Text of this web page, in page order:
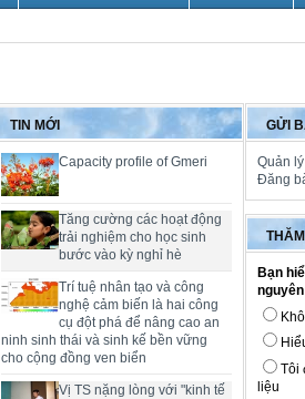
TIN MỚI
Capacity profile of Gmeri
Tăng cường các hoạt động
trải nghiệm cho học sinh
bước vào kỳ nghỉ hè
Trí tuệ nhân tạo và công
nghệ cảm biến là hai công
cụ đột phá để nâng cao an
ninh sinh thái và sinh kế bền vững
cho cộng đồng ven biển
Vị TS nặng lòng với "kinh tế
GỬI
Quản
Đăng
Bạn
Tôi
liệu